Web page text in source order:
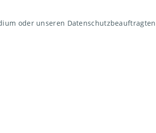
oder unseren